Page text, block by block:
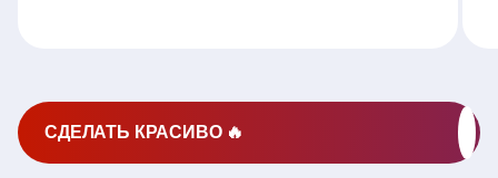
СДЕЛАТЬ КРАСИВО 🔥